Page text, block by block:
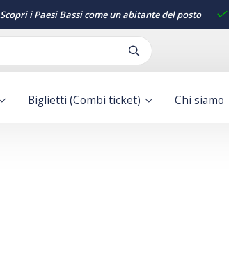
Scopri i Paesi Bassi come un abitante del posto
Biglietti (Combi ticket) Chi siamo